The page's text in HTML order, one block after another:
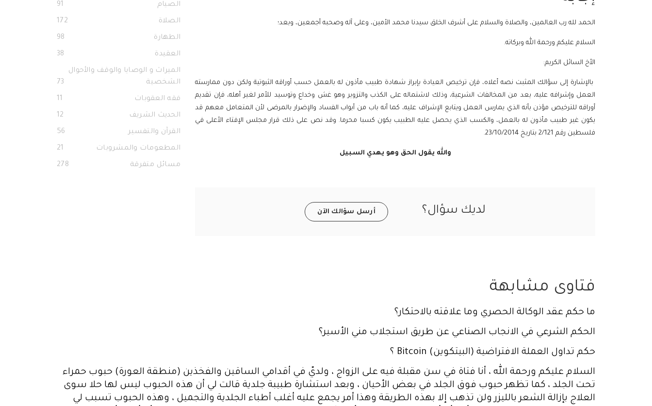
الحمد لله رب العالمين، والصلاة والسلام على أشرف الخلق سيدنا محمد الأمين، وعلى آله وصحبه أجمعين، وبعد؛
السلام عليكم ورحمة الله وبركاته.
الأخ السائل الكريم:
بالإشارة إلى سؤالك المثبت نصه أعلاه، فإن ترخيص العيادة بإبراز شهادة طبيب مأذون له بالعمل حسب أوراقه الثبوتية ولكن دون ممارسته
العمل وإشرافه عليه، يعد من المخالفات الشرعية، وذلك لاشتماله على الكذب والتزوير وهو غش وخداع وتوسيد للأمر لغير أهله، فإن تقديم
أوراقه للترخيص مؤذن بأنه الذي يمارس العمل ويتابع الإشراف عليه، كما أنه باب من أبواب الفساد والإضرار بالمرضى لأن المتعامل معهم قد
يكون غير طبيب مأذون له بالعمل، والكسب الذي يحصل عليه الطبيب يكون كسبا محرما. وقد نص على ذلك قرار مجلس الإفتاء الأعلى في
فلسطين رقم 2/121 بتاريخ 23/10/2014.
والله يقول الحق وهو يهدي السبيل
لديك سؤال؟ أرسل سؤالك الآن
الصيام 91
الصلاة 172
الطهارة 98
العقيدة 38
الميراث و الوصايا والوقف والأحوال
الشخصية
73
فقه العقوبات 11
الحديث الشريف 12
القرآن والتفسير 56
المطعومات والمشروبات 21
مسائل متفرقة 278
فتاوى مشابهة
ما حكم عقد الوكالة الحصري وما علاقته بالاحتكار؟
الحكم الشرعي في الانجاب الصناعي عن طريق استجلاب مني الأسير؟
حكم تداول العملة الافتراضية (البيتكوين) Bitcoin ؟
السلام عليكم ورحمة الله ، أنا فتاة في سن مقبلة فيه على الزواج ، ولديّ في أقدامي الساقين والفخذين (منطقة العورة) حبوب حمراء
تحت الجلد ، كما تظهر حبوب فوق الجلد في بعض الأحيان ، وبعد استشارة طبيبة جلدية قالت لي أن هذه الحبوب ليس لها حلا سوى
العلاج بإزالة الشعر بالليزر ولن تذهب إلا بهذه الطريقة وهذا أمر يجمع عليه أغلب أطباء الجلدية والتجميل ، وهذه الحبوب تسبب لي